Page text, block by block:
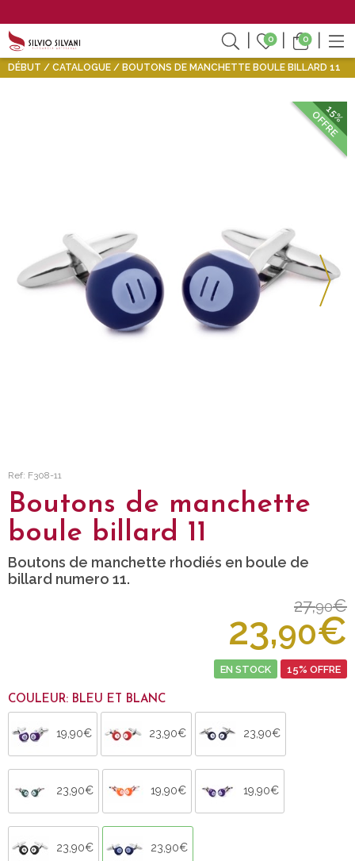
0 0
DÉBUT CATALOGUE BOUTONS DE MANCHETTE BOULE BILLARD 11
15%
OFFRE
Ref: F308-11
Boutons de manchette
boule billard 11
Boutons de manchette rhodiés en boule de
billard numero 11.
27,90€
23,90€
EN STOCK 15% OFFRE
COULEUR: BLEU ET BLANC
19,90€ 23,90€ 23,90€
23,90€ 19,90€ 19,90€
23,90€ 23,90€